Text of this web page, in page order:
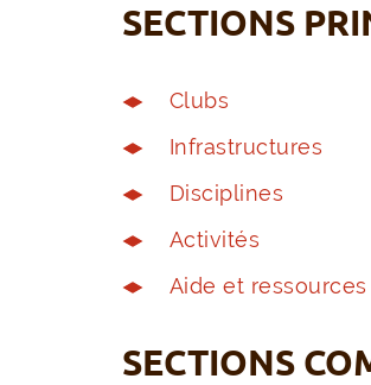
SECTIONS
Clubs
Infrastructures
Disciplines
Activités
Aide et ressources
SECTIONS